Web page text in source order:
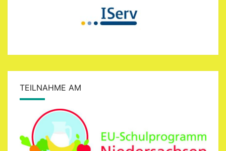
TEILNAHME AM